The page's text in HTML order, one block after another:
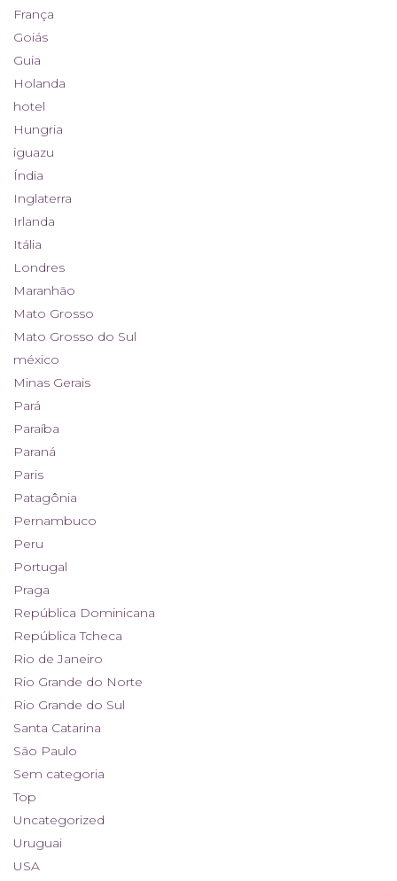
França
Goiás
Guia
Holanda
hotel
Hungria
iguazu
Índia
Inglaterra
Irlanda
Itália
Londres
Maranhão
Mato Grosso
Mato Grosso do Sul
méxico
Minas Gerais
Pará
Paraíba
Paraná
Paris
Patagônia
Pernambuco
Peru
Portugal
Praga
República Dominicana
República Tcheca
Rio de Janeiro
Rio Grande do Norte
Rio Grande do Sul
Santa Catarina
São Paulo
Sem categoria
Top
Uncategorized
Uruguai
USA